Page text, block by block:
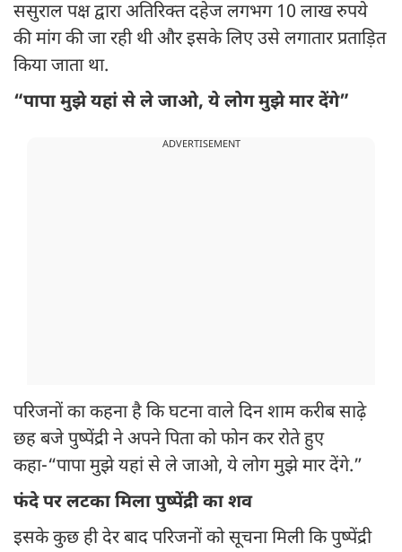
ससुराल पक्ष द्वारा अतिरिक्त दहेज लगभग 10 लाख रुपये
की मांग की जा रही थी और इसके लिए उसे लगातार प्रताड़ित
किया जाता था.
“पापा मुझे यहां से ले जाओ, ये लोग मुझे मार देंगे”
ADVERTISEMENT
परिजनों का कहना है कि घटना वाले दिन शाम करीब साढ़े
छह बजे पुष्पेंद्री ने अपने पिता को फोन कर रोते हुए
कहा-“पापा मुझे यहां से ले जाओ, ये लोग मुझे मार देंगे.”
फंदे पर लटका मिला पुष्पेंद्री का शव
इसके कुछ ही देर बाद परिजनों को सूचना मिली कि पुष्पेंद्री